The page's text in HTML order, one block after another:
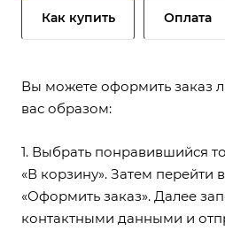
Как купить Оплата
Вы можете оформить заказ
вас образом:
1. Выбрать понравившийся
«В корзину». Затем перейти
«Оформить заказ». Далее
контактными данными и